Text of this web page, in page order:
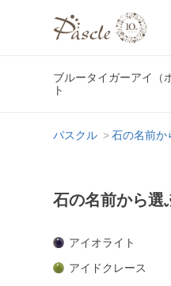
ブルータイガーアイ（
ト
パスクル 石の名前か
石の名前から選
アイオライト
アイドクレース